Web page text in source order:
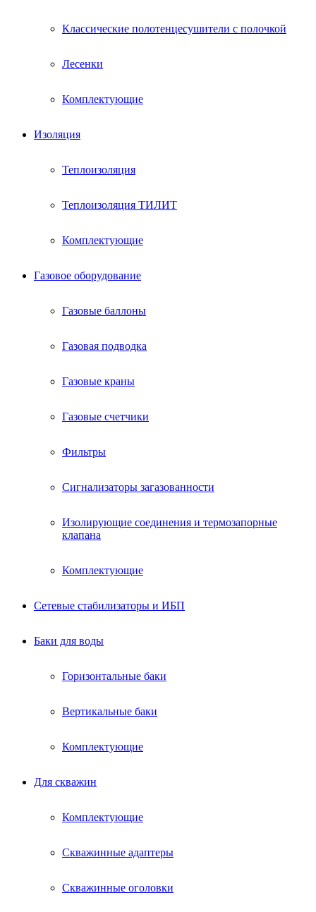
Классические полотенцесушители с полочкой
Лесенки
Комплектующие
Изоляция
Теплоизоляция
Теплоизоляция ТИЛИТ
Комплектующие
Газовое оборудование
Газовые баллоны
Газовая подводка
Газовые краны
Газовые счетчики
Фильтры
Сигнализаторы загазованности
Изолирующие соединения и термозапорные
клапана
Комплектующие
Сетевые стабилизаторы и ИБП
Баки для воды
Горизонтальные баки
Вертикальные баки
Комплектующие
Для скважин
Комплектующие
Скважинные адаптеры
Скважинные оголовки